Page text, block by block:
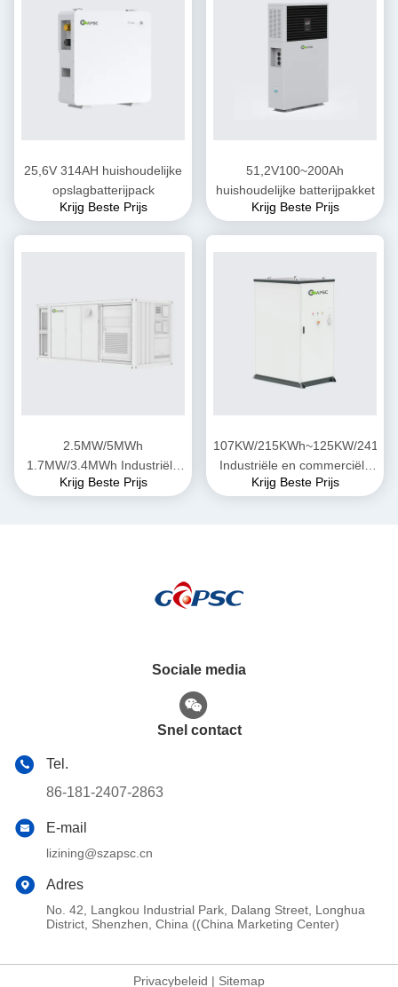
25,6V 314AH huishoudelijke
opslagbatterijpack
Krijg Beste Prijs
51,2V100~200Ah
huishoudelijke batterijpakket
Krijg Beste Prijs
2.5MW/5MWh
1.7MW/3.4MWh Industriële
en commerciële
Krijg Beste Prijs
107KW/215KWh~125KW/
Industriële en commerciële
energieopslag
Krijg Beste Prijs
Sociale media
Snel contact
Tel.
86-181-2407-2863
E-mail
lizining@szapsc.cn
Adres
No. 42, Langkou Industrial Park, Dalang Street, Longhua
District, Shenzhen, China ((China Marketing Center)
Privacybeleid | Sitemap